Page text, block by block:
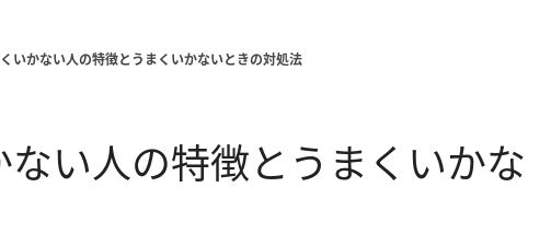
いかない人の特徴とうまくいかないときの対処法
い人の特徴とうまくいかな